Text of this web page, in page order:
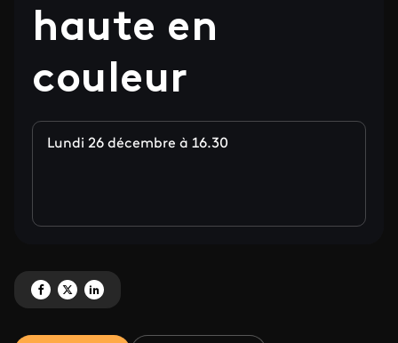
haute en
couleur
Lundi 26 décembre à 16.30
Partagez 'Zèbre, une vie haute en couleur' sur Facebook
Partagez 'Zèbre, une vie haute en couleur' sur X
Partagez 'Zèbre, une vie haute en couleur' sur LinkedIn